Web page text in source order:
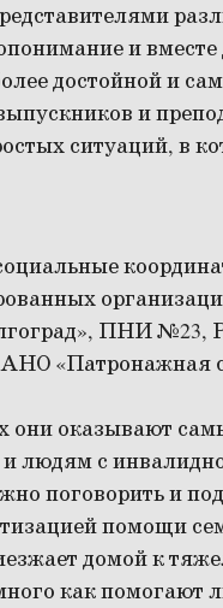
и
достойной и
и
ситуаций, в
ПНИ №23,
«Патронажная
они оказывают
с
поговорить и
помощи
домой к
как помогают